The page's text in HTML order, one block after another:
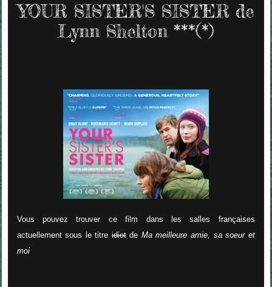
YOUR SISTER'S SISTER de
Lynn Shelton ***(*)
Vous pouvez trouver ce film dans les salles françaises
actuellement sous le titreidiotde Ma meilleure amie, sa soeur et
moi